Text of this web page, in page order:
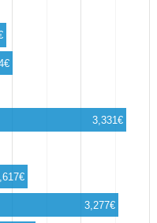
3,331€
3,277€